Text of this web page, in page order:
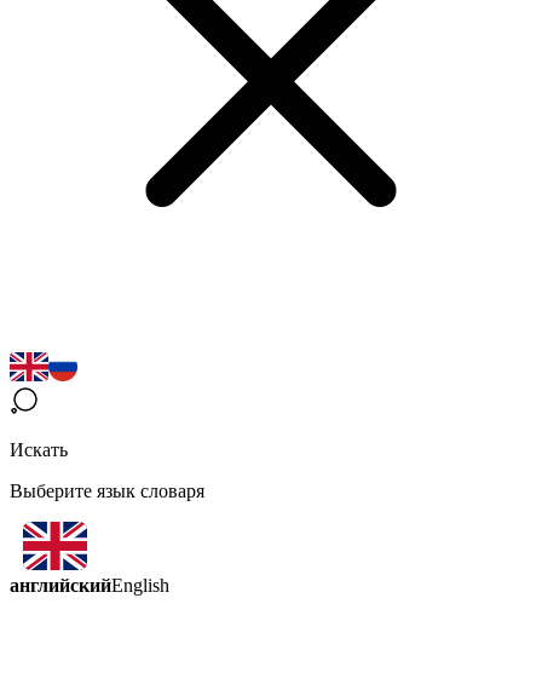
Искать
Выберите язык словаря
английскийEnglish